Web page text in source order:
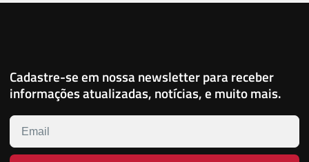
Cadastre-se em nossa newsletter para receber
informações atualizadas, notícias, e muito mais.